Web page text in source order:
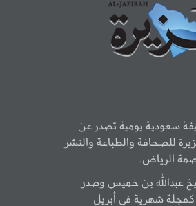
سعودية يومية تصدر عن
للصحافة والطباعة والنشر
الرياض.
عبدالله بن خميس وصدر
كمجلة شهرية في أبريل